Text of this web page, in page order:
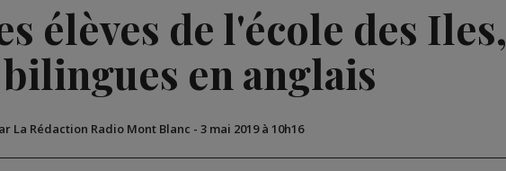
élèves de l'école des Iles,
en anglais
La Rédaction Radio Mont Blanc - 3 mai 2019 à 10h16